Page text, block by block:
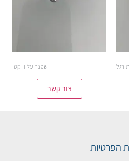
רגל שפנר עליון קטן
צור קשר
הפרטיות